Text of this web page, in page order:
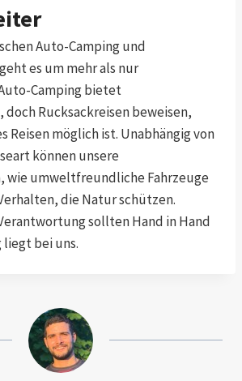
Auto-Camping und
es um mehr als nur
Camping bietet
Rucksackreisen beweisen,
Reisen möglich ist. Unabhängig von
können unsere
wie umweltfreundliche Fahrzeuge
die Natur schützen.
sollten Hand in Hand
liegt bei uns.